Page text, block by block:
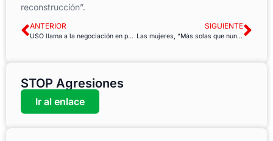
reconstrucción”.
ANTERIOR
USO llama a la negociación en positivo con el Gobierno de Grecia
SIGUIENTE
Las mujeres, “Más solas que nunca”
STOP Agresiones
Ir al enlace